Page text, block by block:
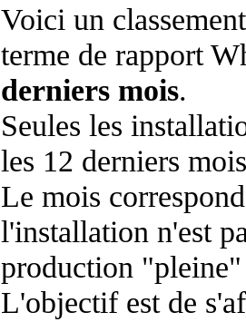
Voici un
terme de rapport
derniers mois.
Seules les
les 12 derniers
Le mois
l'installation n'est
production "pleine"
L'objectif est de